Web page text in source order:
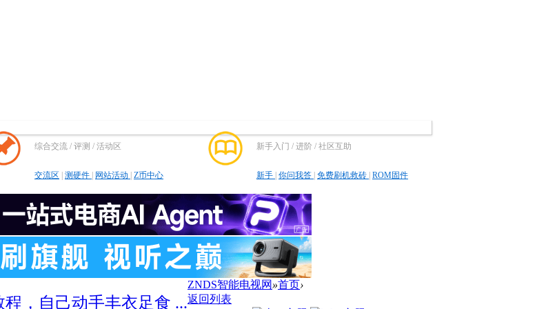
综合交流 / 评测 / 活动区
交流区 | 测硬件 | 网站活动 | Z币中心
新手入门 / 进阶 / 社区互助
新手 | 你问我答 | 免费刷机救砖 | ROM固件
ZNDS智能电视网 »首页›
，自己动手丰衣足食 ...返回列表